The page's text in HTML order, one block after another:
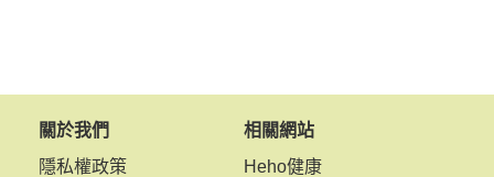
關於我們
隱私權政策
相關網站
Heho健康